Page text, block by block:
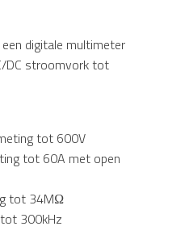
digitale multimeter
DC stroomvork tot
tot 600V
tot 60A met open
tot 34MΩ
300kHz